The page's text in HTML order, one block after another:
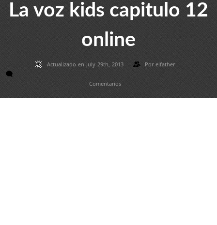
La voz kids capitulo 12
online
Actualizado en July 29th, 2013 Porelfather
Comentarios